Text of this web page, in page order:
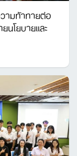
ามท้าทายต่อ
โยบายและ